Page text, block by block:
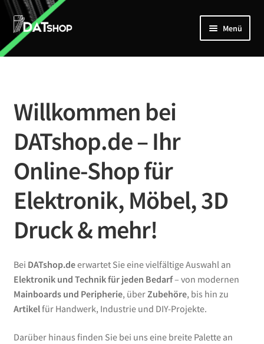
Zur
Navigation
springen
Zum
Inhalt
springen
Menü
Home
Mein Account
Kontakt
Willkommen bei
DATshop.de – Ihr
Online-Shop für
Elektronik, Möbel, 3D
Druck & mehr!
Bei DATshop.deerwartet Sie eine vielfältige Auswahl an
Elektronik und Technik für jeden Bedarf– von modernen
Mainboards und Peripherie, überZubehöre, bis hin zu
Artikelfür Handwerk, Industrie und DIY-Projekte.
Darüber hinaus finden Sie bei uns eine breite Palette an